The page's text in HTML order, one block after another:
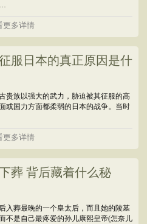
…
更多详情
服日本的真正原因是什
贵族以强大的武力，胁迫被其征服的高
或国力方面都柔弱的日本的战争。当时
更多详情
葬 背后藏着什么秘
入葬最晚的一个皇太后，而且她的陵墓
不是自己最疼爱的孙儿康熙皇帝(怎奈儿